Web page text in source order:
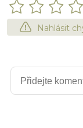
Nahlásit